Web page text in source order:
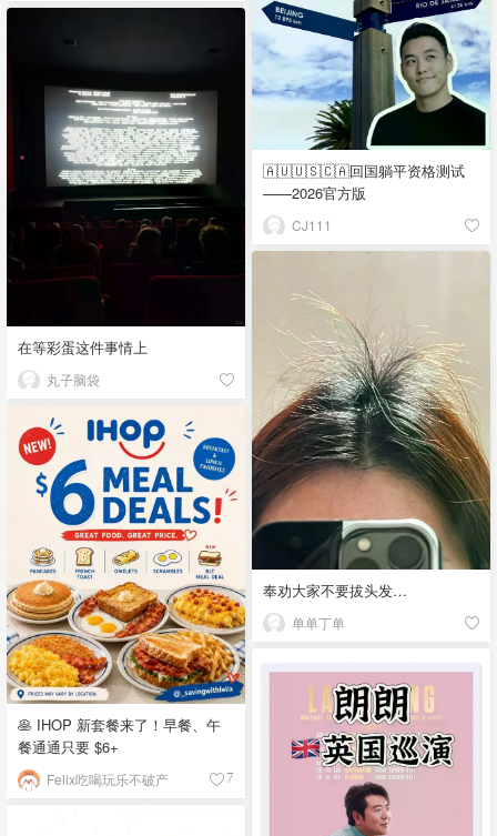
🇦🇺🇺🇸🇨🇦回国躺平资格测试
——2026官方版
CJ111
在等彩蛋这件事情上
丸子脑袋
奉劝大家不要拔头发…
单单丁单
🥞 IHOP 新套餐来了！早餐、午
餐通通只要 $6+
Felix吃喝玩乐不破产 7